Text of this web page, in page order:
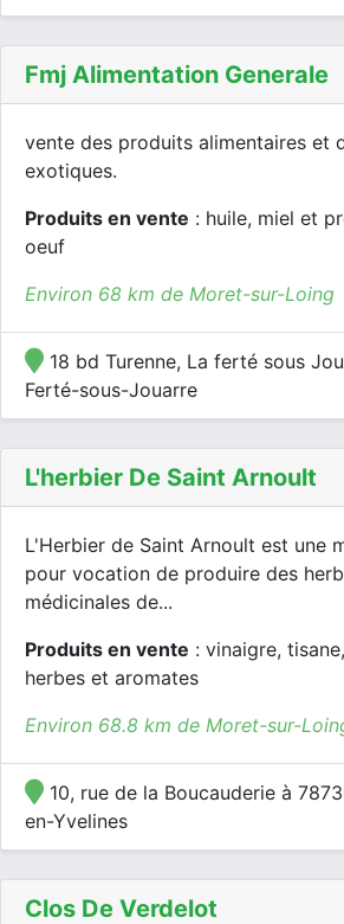
Fmj Alimentation Generale
vente des produits alimentaires et
exotiques.
Produits en vente : huile, miel et
oeuf
Environ 68 km de Moret-sur-Loing
18 bd Turenne, La ferté sous
Ferté-sous-Jouarre
L'herbier De Saint Arnoult
L'Herbier de Saint Arnoult est une
pour vocation de produire des
médicinales de...
Produits en vente : vinaigre,
herbes et aromates
Environ 68.8 km de Moret-sur-
10, rue de la Boucauderie à
en-Yvelines
Clos De Verdelot